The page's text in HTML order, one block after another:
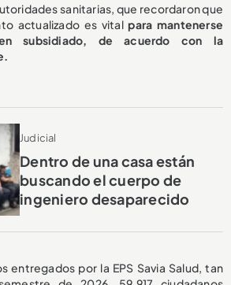
sanitarias, que recordaron que
actualizado es vitalpara mantenerse
subsidiado, de acuerdo con la
Judicial
Dentro de una casa están
buscando el cuerpo de
ingeniero desaparecido
entregados por la EPS Savia Salud, tan